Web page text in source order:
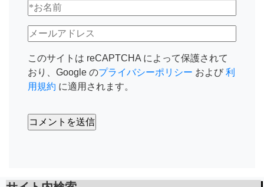
このサイトは reCAPTCHA によって保護されて
おり、Google のプライバシーポリシー および 利
用規約 に適用されます。